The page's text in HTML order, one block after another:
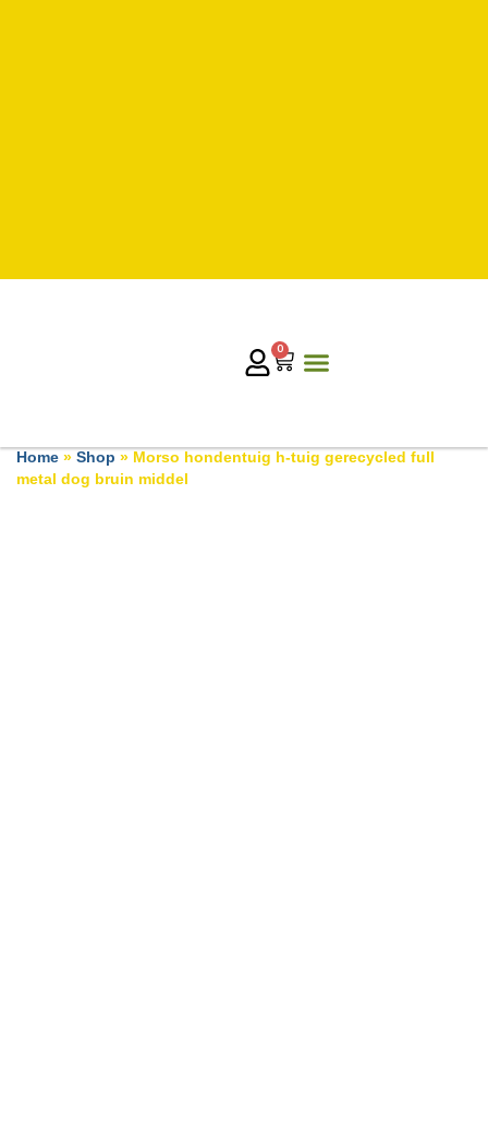
0
Home » Shop » Morso hondentuig h-tuig gerecycled full
metal dog bruin middel